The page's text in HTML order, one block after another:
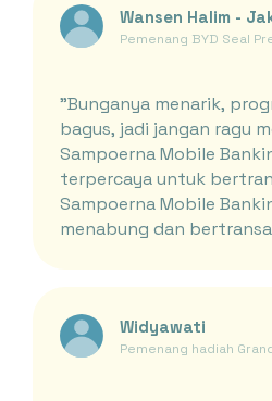
Wansen Halim -
Pemenang BYD Seal
"Bunganya menarik,
bagus, jadi jangan ragu
Sampoerna Mobile
terpercaya untuk
Sampoerna Mobile
menabung dan
Widyawati
Pemenang hadiah